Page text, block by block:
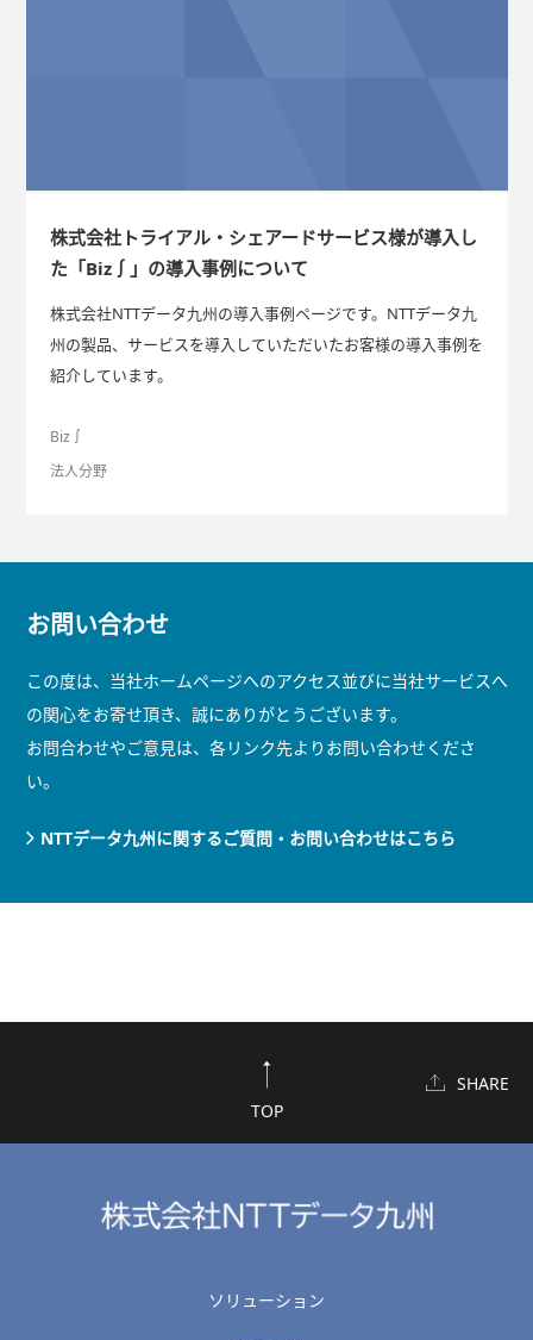
株式会社トライアル・シェアードサービス様が導入し
た「Biz∫」の導入事例について
株式会社NTTデータ九州の導入事例ページです。NTTデータ九
州の製品、サービスを導入していただいたお客様の導入事例を
紹介しています。
Biz∫
法人分野
お問い合わせ
この度は、当社ホームページへのアクセス並びに当社サービスへ
の関心をお寄せ頂き、誠にありがとうございます。
お問合わせやご意見は、各リンク先よりお問い合わせくださ
い。
NTTデータ九州に関するご質問・お問い合わせはこちら
TOP
SHARE
ソリューション